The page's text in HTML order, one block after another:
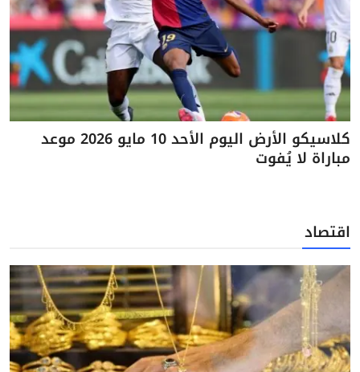
كلاسيكو الأرض اليوم الأحد 10 مايو 2026 موعد
مباراة لا يُفوت
اقتصاد